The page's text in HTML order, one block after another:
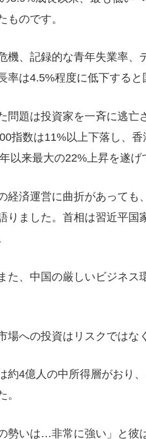
ものです。
機、記録的な青年失業率、
率は4.5%程度に低下すると
問題は投資家を一斉に逃亡
指数は11%以上下落し、
以来最大の22%上昇を遂げ
経済運営に曲折があって
りました。首相は習近平国
た、中国の厳しいビジネス
場への投資はリスクではな
約4億人の中所得層がおり
。
勢いは…非常に強い」と彼